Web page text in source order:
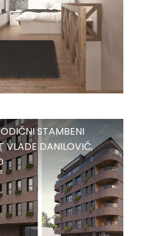
STAMBENI
VLADE DANILOVIĆ,